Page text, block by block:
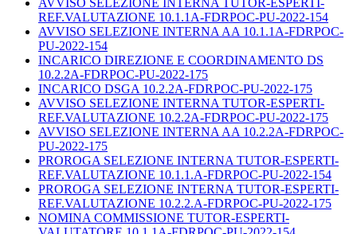
AVVISO SELEZIONE INTERNA TUTOR-ESPERTI-
REF.VALUTAZIONE 10.1.1A-FDRPOC-PU-2022-154
AVVISO SELEZIONE INTERNA AA 10.1.1A-FDRPOC-
PU-2022-154
INCARICO DIREZIONE E COORDINAMENTO DS
10.2.2A-FDRPOC-PU-2022-175
INCARICO DSGA 10.2.2A-FDRPOC-PU-2022-175
AVVISO SELEZIONE INTERNA TUTOR-ESPERTI-
REF.VALUTAZIONE 10.2.2A-FDRPOC-PU-2022-175
AVVISO SELEZIONE INTERNA AA 10.2.2A-FDRPOC-
PU-2022-175
PROROGA SELEZIONE INTERNA TUTOR-ESPERTI-
REF.VALUTAZIONE 10.1.1.A-FDRPOC-PU-2022-154
PROROGA SELEZIONE INTERNA TUTOR-ESPERTI-
REF.VALUTAZIONE 10.2.2.A-FDRPOC-PU-2022-175
NOMINA COMMISSIONE TUTOR-ESPERTI-